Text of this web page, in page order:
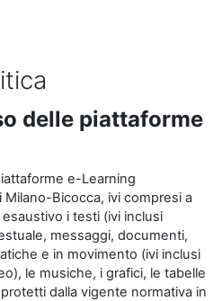
delle piattaforme
e-Learning
Milano-Bicocca, ivi compresi a
i testi (ivi inclusi
messaggi, documenti,
e in movimento (ivi inclusi
le musiche, i grafici, le tabelle
dalla vigente normativa in